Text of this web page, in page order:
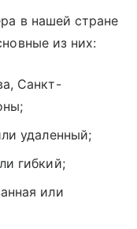
в нашей стране
из них:
Санкт-
удаленный;
гибкий;
или